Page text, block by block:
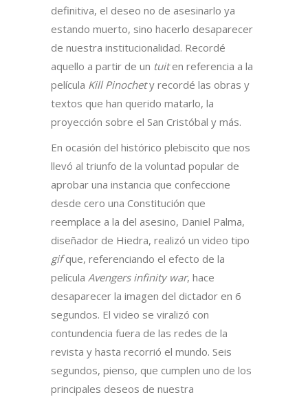
definitiva, el deseo no de asesinarlo ya
estando muerto, sino hacerlo desaparecer
de nuestra institucionalidad. Recordé
aquello a partir de un tuiten referencia a la
película Kill Pinochety recordé las obras y
textos que han querido matarlo, la
proyección sobre el San Cristóbal y más.
En ocasión del histórico plebiscito que nos
llevó al triunfo de la voluntad popular de
aprobar una instancia que confeccione
desde cero una Constitución que
reemplace a la del asesino, Daniel Palma,
diseñador de Hiedra, realizó un video tipo
gifque, referenciando el efecto de la
película Avengers infinity war, hace
desaparecer la imagen del dictador en 6
segundos. El video se viralizó con
contundencia fuera de las redes de la
revista y hasta recorrió el mundo. Seis
segundos, pienso, que cumplen uno de los
principales deseos de nuestra